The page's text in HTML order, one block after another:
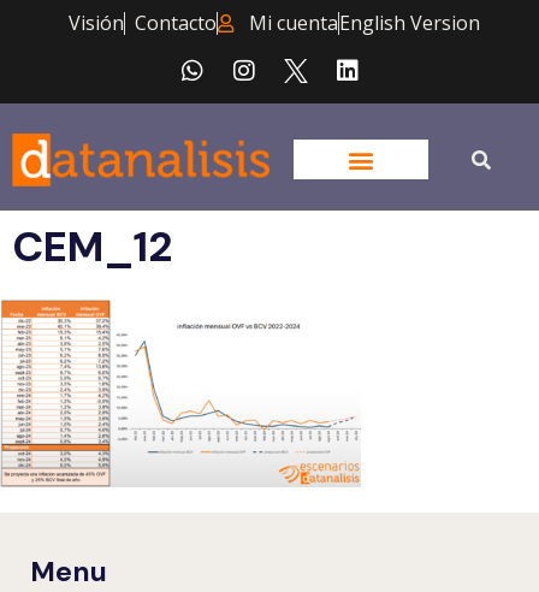
Visión Contacto Mi cuentaEnglish Version
CEM_12
Menu